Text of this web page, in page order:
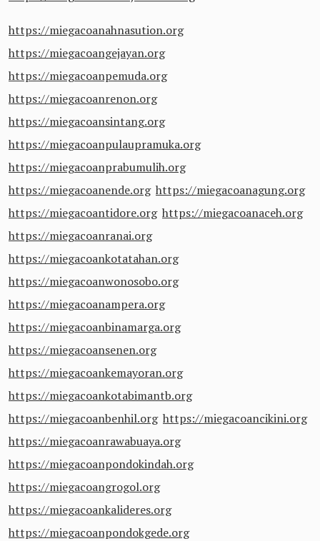
https://miegacoanahnasution.org
https://miegacoangejayan.org
https://miegacoanpemuda.org
https://miegacoanrenon.org
https://miegacoansintang.org
https://miegacoanpulaupramuka.org
https://miegacoanprabumulih.org
https://miegacoanende.org https://miegacoanagung.org
https://miegacoantidore.org https://miegacoanaceh.org
https://miegacoanranai.org
https://miegacoankotatahan.org
https://miegacoanwonosobo.org
https://miegacoanampera.org
https://miegacoanbinamarga.org
https://miegacoansenen.org
https://miegacoankemayoran.org
https://miegacoankotabimantb.org
https://miegacoanbenhil.org https://miegacoancikini.org
https://miegacoanrawabuaya.org
https://miegacoanpondokindah.org
https://miegacoangrogol.org
https://miegacoankalideres.org
https://miegacoanpondokgede.org